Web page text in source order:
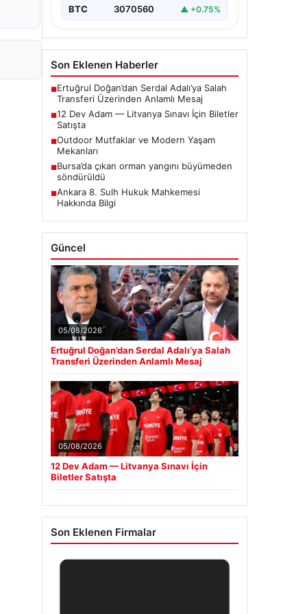
BTC 3070560 ▲ +0.75%
Son Eklenen Haberler
■Ertuğrul Doğan’dan Serdal Adalı’ya Salah
Transferi Üzerinden Anlamlı Mesaj
■12 Dev Adam — Litvanya Sınavı İçin Biletler
Satışta
■Outdoor Mutfaklar ve Modern Yaşam
Mekanları
■Bursa’da çıkan orman yangını büyümeden
söndürüldü
■Ankara 8. Sulh Hukuk Mahkemesi
Hakkında Bilgi
Güncel
05/08/2026
Ertuğrul Doğan’dan Serdal Adalı’ya Salah
Transferi Üzerinden Anlamlı Mesaj
05/08/2026
12 Dev Adam — Litvanya Sınavı İçin
Biletler Satışta
Son Eklenen Firmalar